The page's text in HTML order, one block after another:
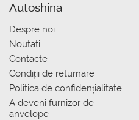
Autoshina
Despre noi
Noutati
Contacte
Condiții de returnare
Politica de confidențialitate
A deveni furnizor de
anvelope